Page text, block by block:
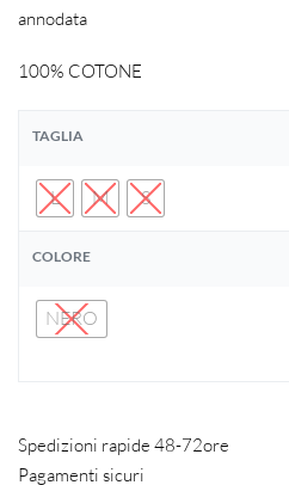
annodata
100% COTONE
TAGLIA
L M S
COLORE
NERO
Spedizioni rapide 48-72ore
Pagamenti sicuri